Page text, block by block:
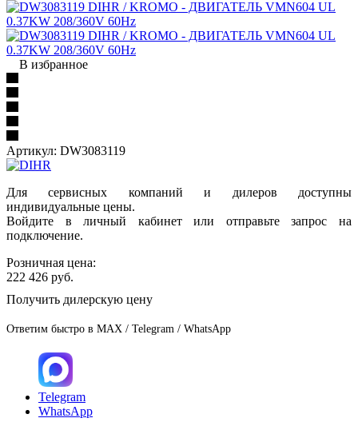
В избранное
Артикул: DW3083119
Для сервисных компаний и дилеров доступны
индивидуальные цены.
Войдите в личный кабинет или отправьте запрос на
подключение.
Розничная цена:
222 426 руб.
Получить дилерскую цену
Ответим быстро в MAX / Telegram / WhatsApp
Telegram
WhatsApp